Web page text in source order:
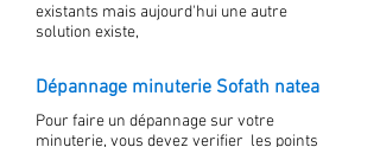
existants mais aujourd'hui une autre
solution existe,
Dépannage minuterie Sofath natea
Pour faire un dépannage sur votre
minuterie, vous devez verifier les points